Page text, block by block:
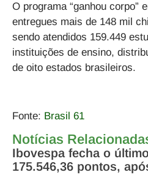
O programa “ganhou corpo”
entregues mais de 148 mil
sendo atendidos 159.449
instituições de ensino,
de oito estados brasileiros.
Fonte: Brasil 61
Notícias
Ibovespa fecha o
175.546,36 pontos,